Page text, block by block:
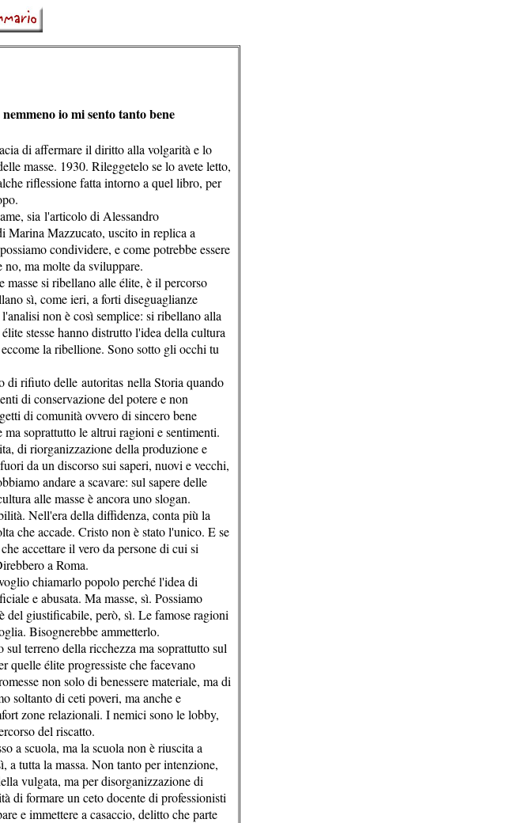
io mi sento tanto bene
di affermare il diritto alla volgarità e lo
masse. 1930. Rileggetelo se lo avete letto,
riflessione fatta intorno a quel libro, per
sia l'articolo di Alessandro
Marina Mazzucato, uscito in replica a
condividere, e come potrebbe essere
ma molte da sviluppare.
si ribellano alle élite, è il percorso
sì, come ieri, a forti diseguaglianze
non è così semplice: si ribellano alla
stesse hanno distrutto l'idea della cultura
la ribellione. Sono sotto gli occhi tu
di rifiuto delle autoritas nella Storia quando
di conservazione del potere e non
di comunità ovvero di sincero bene
soprattutto le altrui ragioni e sentimenti.
di riorganizzazione della produzione e
da un discorso sui saperi, nuovi e vecchi,
andare a scavare: sul sapere delle
alle masse è ancora uno slogan.
Nell'era della diffidenza, conta più la
che accade. Cristo non è stato l'unico. E se
accettare il vero da persone di cui si
a Roma.
chiamarlo popolo perché l'idea di
e abusata. Ma masse, sì. Possiamo
del giustificabile, però, sì. Le famose ragioni
Bisognerebbe ammetterlo.
terreno della ricchezza ma soprattutto sul
quelle élite progressiste che facevano
non solo di benessere materiale, ma di
soltanto di ceti poveri, ma anche e
zone relazionali. I nemici sono le lobby,
del riscatto.
a scuola, ma la scuola non è riuscita a
a tutta la massa. Non tanto per intenzione,
vulgata, ma per disorganizzazione di
di formare un ceto docente di professionisti
e immettere a casaccio, delitto che parte